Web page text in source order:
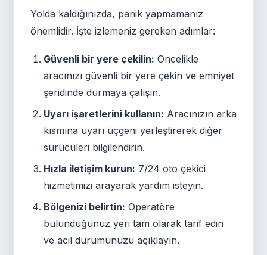
Yolda kaldığınızda, panik yapmamanız
önemlidir. İşte izlemeniz gereken adımlar:
Güvenli bir yere çekilin: Öncelikle
aracınızı güvenli bir yere çekin ve emniyet
şeridinde durmaya çalışın.
Uyarı işaretlerini kullanın: Aracınızın arka
kısmına uyarı üçgeni yerleştirerek diğer
sürücüleri bilgilendirin.
Hızla iletişim kurun: 7/24 oto çekici
hizmetimizi arayarak yardım isteyin.
Bölgenizi belirtin: Operatöre
bulunduğunuz yeri tam olarak tarif edin
ve acil durumunuzu açıklayın.